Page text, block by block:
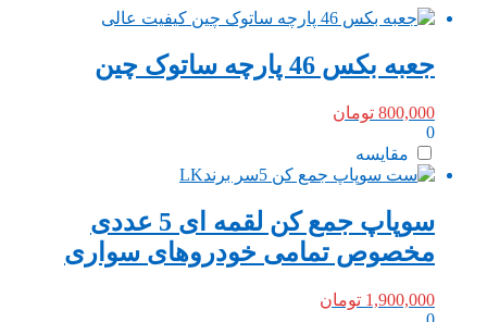
جعبه بکس 46 پارچه ساتوک چین
800,000 تومان
0
مقایسه
سوپاپ جمع کن لقمه ای 5 عددی
مخصوص تمامی خودروهای سواری
1,900,000 تومان